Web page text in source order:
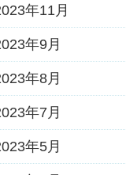
年11月
年9月
年8月
年7月
年5月